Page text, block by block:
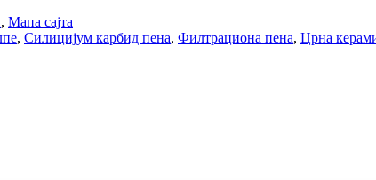
, Мапа сајта
, Силицијум карбид пена, Филтрациона пена, Црна